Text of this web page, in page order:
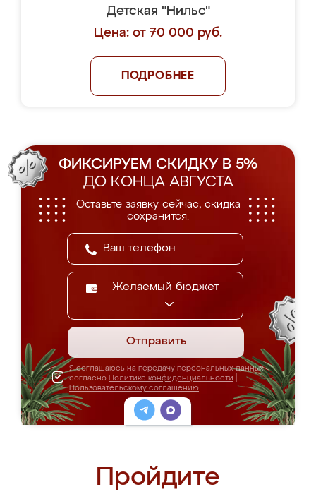
Детская "Нильс"
Цена: от 70 000 руб.
ПОДРОБНЕЕ
ФИКСИРУЕМ СКИДКУ В 5%
ДО КОНЦА АВГУСТА
Оставьте заявку сейчас, скидка
сохранится.
Желаемый бюджет
Отправить
Я соглашаюсь на передачу персональных данных
согласно Политике конфиденциальности
Пользовательскому соглашению
Пройдите